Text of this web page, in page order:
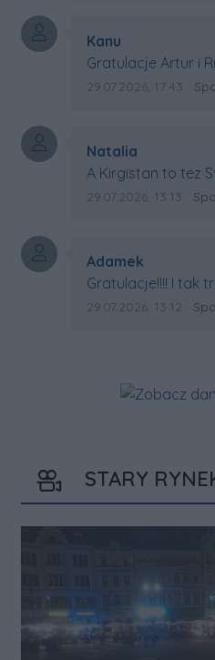
Autor komentarza:
Kanu
Treść komentarza:
Gratulacje Artur i
Kirgistanu.
Data dodania
29.07.2026, 17:43
Autor komentarza:
Natalia
Treść komentarza:
A Kirgistan to tez
Data dodania
29.07.2026, 13:13
Autor komentarza:
Adamek
Treść komentarza:
Gratulacje!!!! I tak
na powtórkę z
Data dodania
29.07.2026, 13:12
STARY